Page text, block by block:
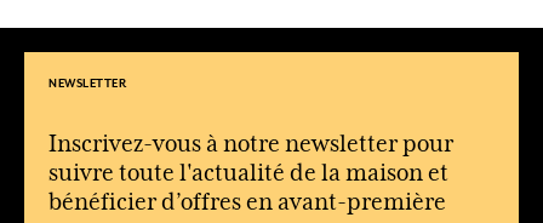
NEWSLETTER
Inscrivez-vous à notre newsletter pour
suivre toute l'actualité de la maison et
bénéficier d’offres en avant-première